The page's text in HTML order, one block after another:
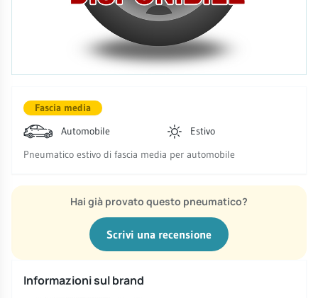
Fascia media
Automobile
Estivo
Pneumatico estivo di fascia media per automobile
Hai già provato questo pneumatico?
Scrivi una recensione
Informazioni sul brand